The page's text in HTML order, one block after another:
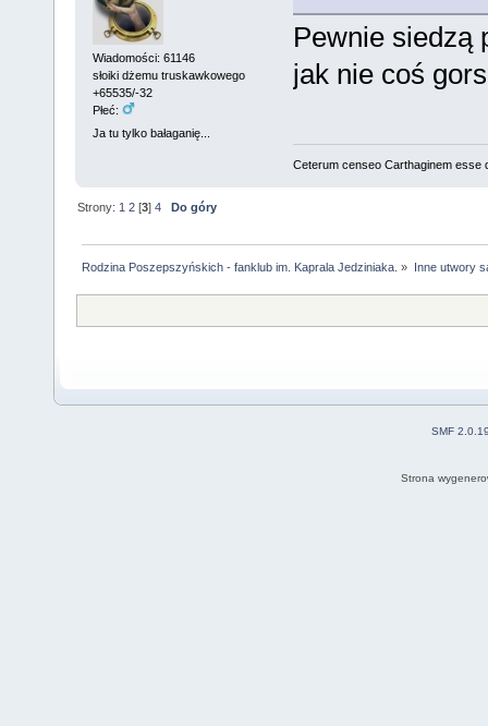
Wiadomości: 61146
słoiki dżemu truskawkowego
+65535/-32
Płeć:
Ja tu tylko bałaganię...
Pewnie siedzą
jak nie coś
Ceterum censeo Carthaginem esse
Strony: 1 2 [3]4 Do góry
Rodzina Poszepszyńskich - fanklub im. Kaprala Jedziniaka. » Inne utwory
SMF
Strona